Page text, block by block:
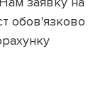
обов'язково